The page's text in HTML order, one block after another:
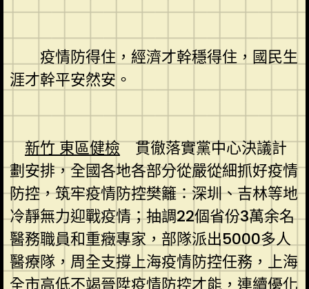
疫情防得住，經濟才幹穩得住，國民生
涯才幹平安然安。
新竹 東區健檢貫徹落實黨中心決議計
劃安排，全國各地各部分從嚴從細抓好疫情
防控，筑牢疫情防控樊籬：深圳、吉林等地
冷靜無力迎戰疫情；抽調22個省份3萬余名
醫務職員和重癥專家，部隊派出5000多人
醫療隊，周全支撐上海疫情防控任務，上海
全市高低不竭晉陞疫情防控才能，連續優化